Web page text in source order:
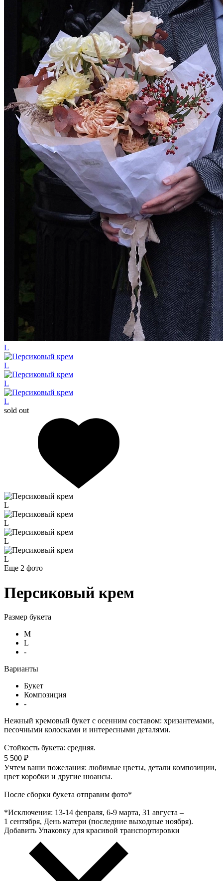
L
L
L
L
sold out
L
L
L
L
Еще 2 фото
Персиковый крем
Размер букета
M
L
-
Варианты
Букет
Композиция
-
Нежный кремовый букет с осенним составом: хризантемами,
песочными колосками и интересными деталями.
Стойкость букета: средняя.
5 500 ₽
Учтем ваши пожелания: любимые цветы, детали композиции,
цвет коробки и другие нюансы.
После сборки букета отправим фото*
*Исключения: 13‑14 февраля, 6‑9 марта, 31 августа –
1 сентября, День матери (последние выходные ноября).
Добавить Упаковку для красивой транспортировки